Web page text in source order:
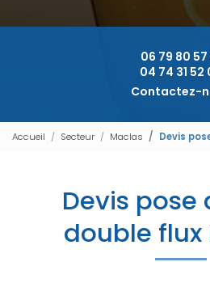
06 79 80 57
04 74 31 52
Contactez-
Accueil Secteur Maclas Devis
Devis pose
double flux